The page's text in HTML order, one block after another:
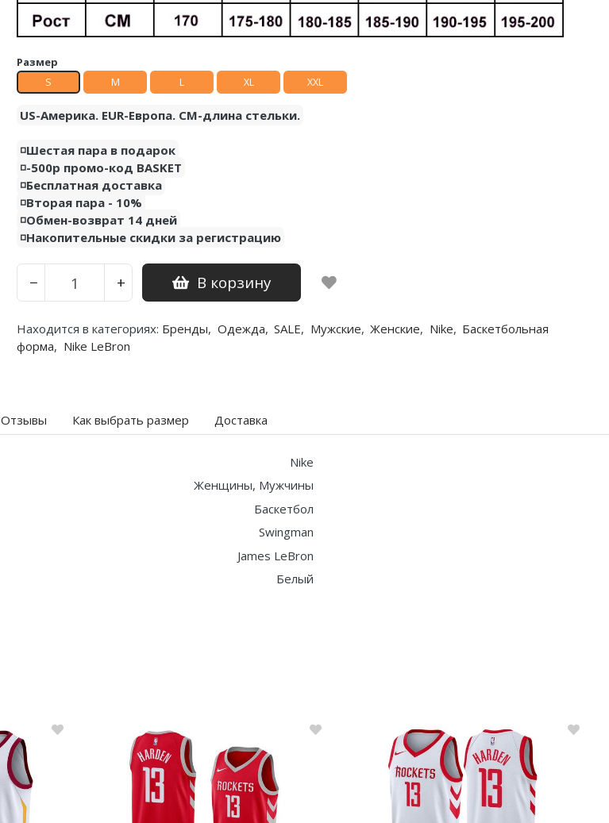
Размер
S M L XL XXL
US-Америка. EUR-Европа. CM-длина стельки.
◽️Шестая пара в подарок
◽️-500р промо-код BASKET
◽️Бесплатная доставка
◽️Вторая пара - 10%
◽️Обмен-возврат 14 дней
◽️Накопительные скидки за регистрацию
− + В корзину
Находится в категориях: Бренды, Одежда, SALE, Мужские, Женские, Nike, Баскетбольная
форма, Nike LeBron
Отзывы Как выбрать размер Доставка
Nike
Женщины, Мужчины
Баскетбол
Swingman
James LeBron
Белый